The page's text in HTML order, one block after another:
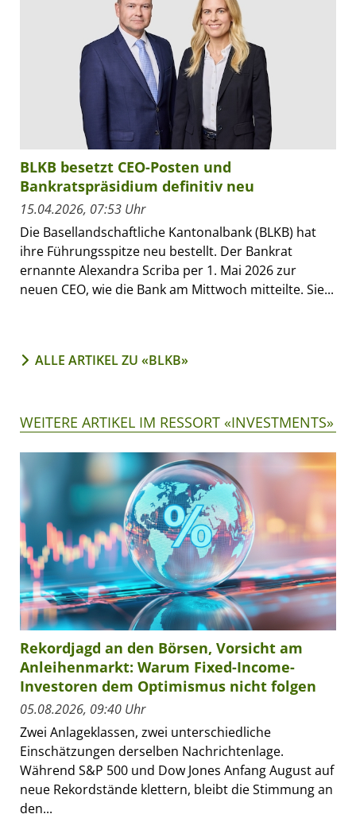
BLKB besetzt CEO-Posten und
Bankratspräsidium definitiv neu
15.04.2026, 07:53 Uhr
Die Basellandschaftliche Kantonalbank (BLKB) hat
ihre Führungsspitze neu bestellt. Der Bankrat
ernannte Alexandra Scriba per 1. Mai 2026 zur
neuen CEO, wie die Bank am Mittwoch mitteilte. Sie...
ALLE ARTIKEL ZU «BLKB»
WEITERE ARTIKEL IM RESSORT «INVESTMENTS»
Rekordjagd an den Börsen, Vorsicht am
Anleihenmarkt: Warum Fixed-Income-
Investoren dem Optimismus nicht folgen
05.08.2026, 09:40 Uhr
Zwei Anlageklassen, zwei unterschiedliche
Einschätzungen derselben Nachrichtenlage.
Während S&P 500 und Dow Jones Anfang August auf
neue Rekordstände klettern, bleibt die Stimmung an
den...